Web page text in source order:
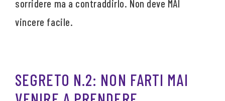
sorridere ma a contraddirlo. Non deve MAI
vincere facile.
SEGRETO N.2: NON FARTI MAI